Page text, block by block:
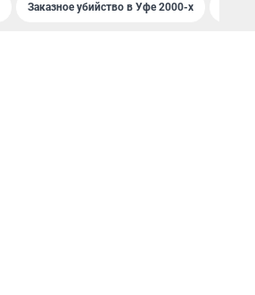
Заказное убийство в Уфе 2000-х